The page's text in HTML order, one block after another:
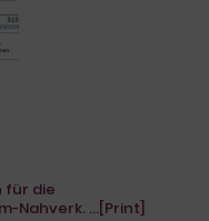
für die
Nahverk. ...[Print]